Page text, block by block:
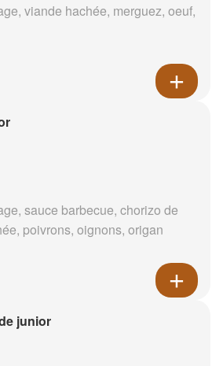
viande hachée, merguez, oeuf,
sauce barbecue, chorizo de
poivrons, oignons, origan
junior